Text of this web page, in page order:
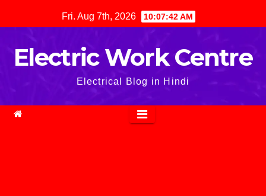
to
Fri. Aug 7th, 2026 10:07:43 AM
Electric Work Centre
Electrical Blog in Hindi